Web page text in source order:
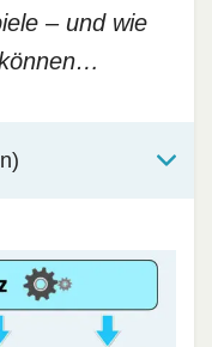
– und wie